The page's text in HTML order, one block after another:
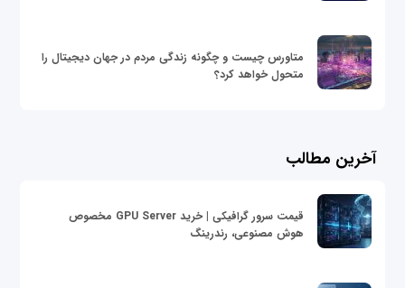
متاورس چیست و چگونه زندگی مردم در جهان دیجیتال را
متحول خواهد کرد؟
آخرین مطالب
قیمت سرور گرافیکی | خرید GPU Server مخصوص
هوش مصنوعی، رندرینگ